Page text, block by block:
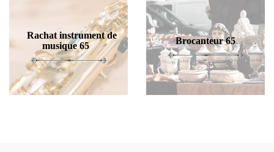
Rachat instrument de
musique 65
Brocanteur 65